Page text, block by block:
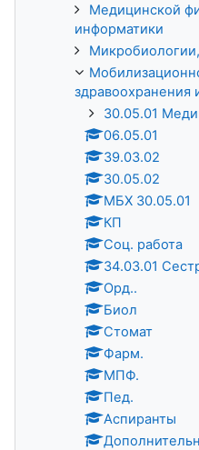
Медицинской
информатики
здравоохранения
30.05.01
06.05.01
39.03.02
30.05.02
МБХ 30.05.01
КП
Соц. работа
34.03.01
Орд..
Биол
Стомат
Фарм.
МПФ.
Пед.
Аспиранты